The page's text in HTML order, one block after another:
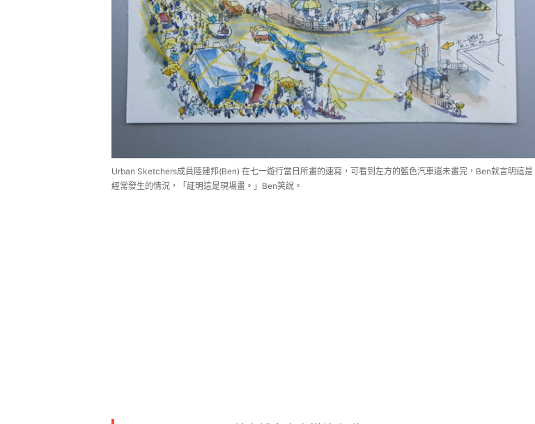
Urban Sketchers成員陸建邦(Ben) 在七一遊行當日所畫的速寫，可看到左方的藍色汽車還未畫完，Ben就言明這是
經常發生的情況，「証明這是現場畫。」Ben笑說。